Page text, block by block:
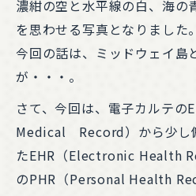
濃紺の空と水平線の白、海の
を思わせる写真となりました。
今回の話は、ミッドウェイ島
が・・・。
さて、今回は、電子カルテ
Medical Record）から少し
たEHR（Electronic Health
のPHR（Personal Health